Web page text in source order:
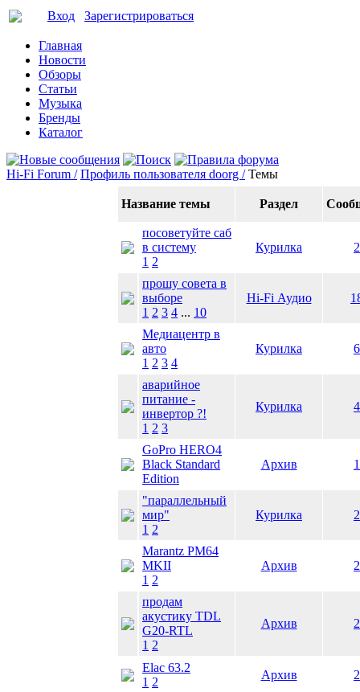
Вход Зарегистрироваться
Главная
Новости
Обзоры
Статьи
Музыка
Бренды
Каталог
Hi-Fi Forum / Профиль пользователя doorg / Темы
Название темы Раздел
посоветуйте саб
в систему
1 2
Курилка
прошу совета в
выборе
1 2 3 4 ... 10
Hi-Fi Аудио
Медиацентр в
авто
1 2 3 4
Курилка
аварийное
питание -
инвертор ?!
1 2 3
Курилка
GoPro HERO4
Black Standard
Edition
Архив
"параллельный
мир"
1 2
Курилка
Marantz PM64
MKII
1 2
Архив
продам
акустику TDL
G20-RTL
1 2
Архив
Elac 63.2
1 2
Архив